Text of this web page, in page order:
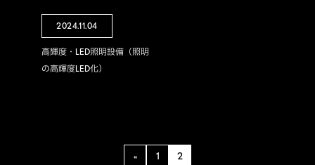
2024.11.04
高輝度・LED照明設備（照明
の高輝度LED化）
« 1 2